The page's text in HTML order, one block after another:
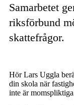
Samarbetet
riksförbund
skattefrågor.
Hör Lars Uggla
din skola när
inte är